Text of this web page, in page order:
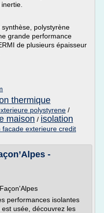
polystyrène
grande performance
de plusieurs épaisseur
thermique
polystyrene /
maison / isolation
facade exterieure credit
-
performances isolantes
usée, découvrez les